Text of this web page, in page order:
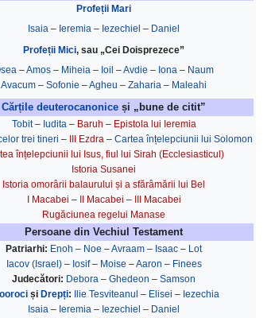
Profeții Mari
Isaia – Ieremia – Iezechiel – Daniel
Profeții Mici, sau „Cei Doisprezece”
–Amos – Miheia – Ioil –Avdie – Iona – Naum
Avacum – Sofonie –Agheu – Zaharia – Maleahi
Cărțile deuterocanonice și „bune de citit”
Tobit– Iudita– Baruh – Epistola lui Ieremia
trei tineri – III Ezdra – Cartea înțelepciunii lui Solomon
înțelepciunii lui Isus, fiul lui Sirah (Ecclesiasticul)
Istoria Susanei
Istoria omorârii balaurului și a sfărâmării lui Bel
I Macabei – II Macabei –
III Macabei
Rugăciunea regelui Manase
Persoane din Vechiul Testament
Patriarhi: Enoh – Noe –Avraam – Isaac – Lot
Iacov (Israel)– Iosif– Moise –Aaron – Finees
Judecători: Debora – Ghedeon – Samson
și Drepți: Ilie Tesviteanul – Elisei – Iezechia
Isaia – Ieremia – Iezechiel – Daniel